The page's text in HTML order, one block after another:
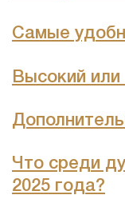
Самые
Высокий или
Что среди
2025 года?